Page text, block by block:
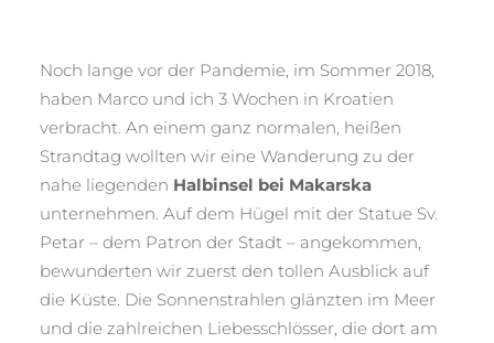
Noch lange vor der Pandemie, im Sommer 2018,
haben Marco und ich 3 Wochen in Kroatien
verbracht. An einem ganz normalen, heißen
Strandtag wollten wir eine Wanderung zu der
nahe liegenden Halbinsel bei Makarska
unternehmen. Auf dem Hügel mit der Statue Sv.
Petar – dem Patron der Stadt – angekommen,
bewunderten wir zuerst den tollen Ausblick auf
die Küste. Die Sonnenstrahlen glänzten im Meer
und die zahlreichen Liebesschlösser, die dort am